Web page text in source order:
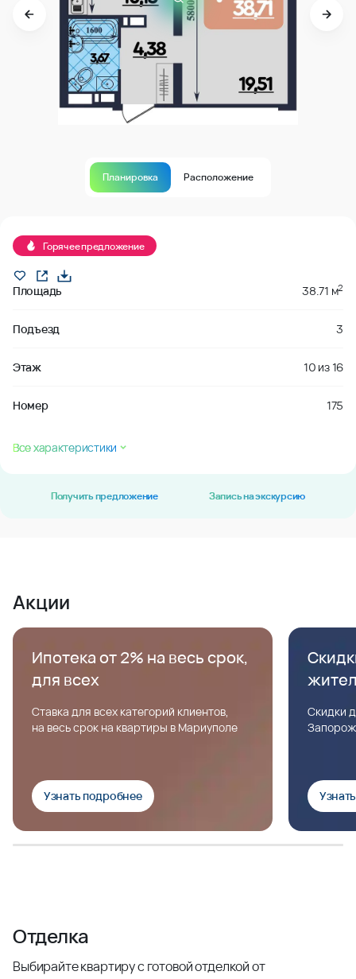
Планировка Расположение
Горячее предложение
Площадь 38.71 м2
Подъезд 3
Этаж 10 из16
Номер 175
Все характеристики
Получить предложение Запись на экскурсию
Акции
Ипотека от 2% на весь срок,
для всех
Ставка для всех категорий клиентов,
на весь срок на квартиры в Мариуполе
Узнать подробнее
Скидки
Отделка
Выбирайте квартиру с готовой отделкой от